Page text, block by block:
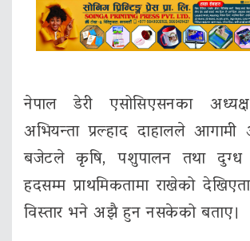
नेपाल डेरी एसोसिएसनका
अभियन्ता प्रल्हाद दाहालले आगामी
बजेटले कृषि, पशुपालन तथा दुग्ध
हदसम्म प्राथमिकतामा राखेको
विस्तार भने अझै हुन नसकेको बताए।